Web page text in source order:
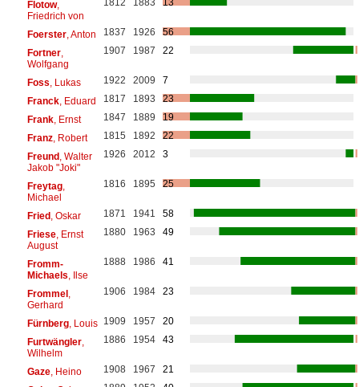
Flotow,
Friedrich von
1812 1883 13
Foerster, Anton 1837 1926
56
Fortner,
Wolfgang
1907 1987 22
Foss , Lukas 1922 2009
7
Franck, Eduard 1817 1893
23
Frank, Ernst 1847 1889
19
Franz, Robert 1815 1892
22
Freund, Walter
Jakob "Joki"
1926 2012 3
Freytag,
Michael
1816 1895 25
Fried, Oskar 1871 1941
58
Friese, Ernst
August
1880 1963 49
Fromm-
Michaels , Ilse
1888 1986 41
Frommel,
Gerhard
1906 1984 23
Fürnberg, Louis 1909 1957
20
Furtwängler,
Wilhelm
1886 1954 43
Gaze, Heino 1908 1967
21